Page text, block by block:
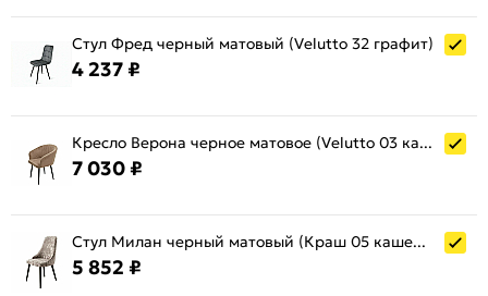
Стул Фред черный матовый (Velutto 32 графит)
4 237 ₽
Кресло Верона черное матовое (Velutto 03 капучино)
7 030 ₽
Стул Милан черный матовый (Краш 05 кашемир)
5 852 ₽